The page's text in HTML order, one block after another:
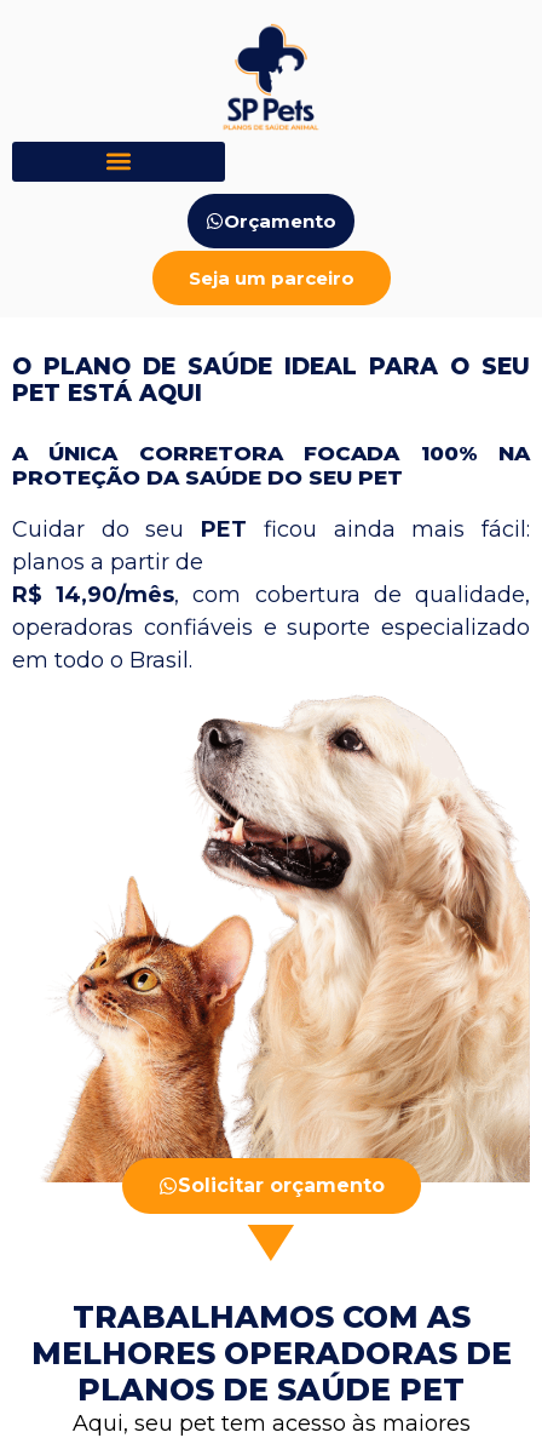
Orçamento
Seja um parceiro
O PLANO DE SAÚDE IDEAL PARA O SEU
PET ESTÁ AQUI
A ÚNICA CORRETORA FOCADA 100% NA
PROTEÇÃO DA SAÚDE DO SEU PET
Cuidar do seu PET ficou ainda mais fácil:
planos a partir de
R$ 14,90/mês, com cobertura de qualidade,
operadoras confiáveis e suporte especializado
em todo o Brasil.
Solicitar orçamento
TRABALHAMOS COM AS
MELHORES OPERADORAS DE
PLANOS DE SAÚDE PET
Aqui, seu pet tem acesso às maiores